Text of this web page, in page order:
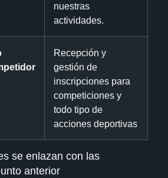
nuestras
actividades.
Recepción y
gestión de
inscripciones para
competiciones y
todo tipo de
acciones deportivas
se enlazan con las
anterior